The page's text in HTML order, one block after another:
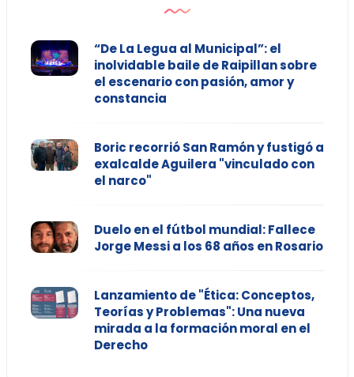
“De La Legua al Municipal”: el
inolvidable baile de Raipillan sobre
el escenario con pasión, amor y
constancia
Boric recorrió San Ramón y fustigó a
exalcalde Aguilera "vinculado con
el narco"
Duelo en el fútbol mundial: Fallece
Jorge Messi a los 68 años en Rosario
Lanzamiento de "Ética: Conceptos,
Teorías y Problemas": Una nueva
mirada a la formación moral en el
Derecho